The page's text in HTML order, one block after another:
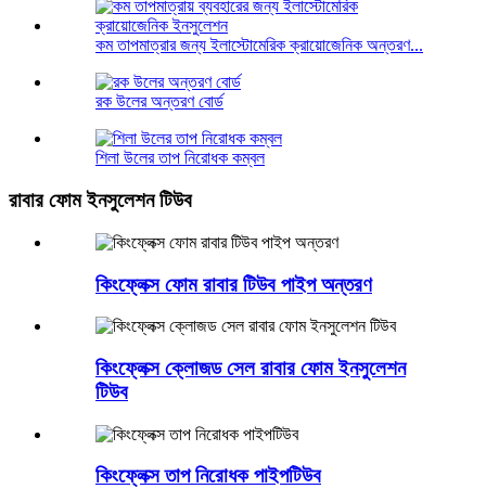
কম তাপমাত্রার জন্য ইলাস্টোমেরিক ক্রায়োজেনিক অন্তরণ...
রক উলের অন্তরণ বোর্ড
শিলা উলের তাপ নিরোধক কম্বল
রাবার ফোম ইনসুলেশন টিউব
কিংফ্লেক্স ফোম রাবার টিউব পাইপ অন্তরণ
কিংফ্লেক্স ক্লোজড সেল রাবার ফোম ইনসুলেশন
টিউব
কিংফ্লেক্স তাপ নিরোধক পাইপটিউব